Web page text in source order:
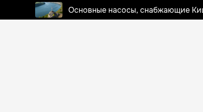
Основные насосы, снабжающие